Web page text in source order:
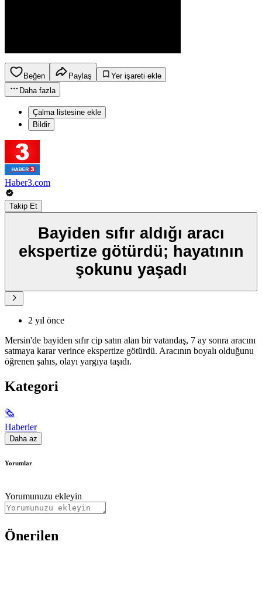
Beğen Paylaş
Yer işareti ekle
Daha fazla
Çalma listesine ekle
Bildir
Haber3.com
Takip Et
Bayiden sıfır aldığı aracı
ekspertize götürdü; hayatının
şokunu yaşadı
2 yıl önce
Mersin'de bayiden sıfır cip satın alan bir vatandaş, 7 ay sonra aracını
satmaya karar verince ekspertize götürdü. Aracının boyalı olduğunu
öğrenen şahıs, olayı yargıya taşıdı.
Kategori
🗞
Haberler
Daha az
Yorumlar
Yorumunuzu ekleyin
Önerilen